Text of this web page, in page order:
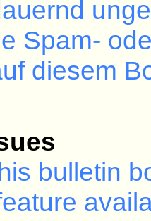
Wenn dem so
den
liegt
Sie bitte den